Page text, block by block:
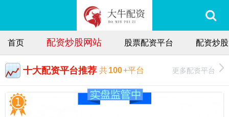
首页 配资炒股网站 股票配资平台 配资炒股
十大配资平台推荐 共100+平台 更多配资平台